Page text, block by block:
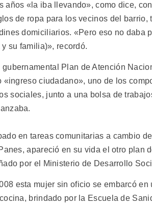
años «la iba llevando», como dice,
de ropa para los vecinos del
domiciliarios. «Pero eso no daba
su familia)», recordó.
Plan de Atención
«ingreso ciudadano», uno de los
sociales, junto a una bolsa de
en tareas comunitarias a cambio
apareció en su vida el otro plan
por el Ministerio de Desarrollo
esta mujer sin oficio se embarcó
brindado por la Escuela de